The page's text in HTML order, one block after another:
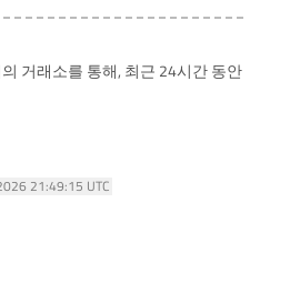
거래소를 통해, 최근 24시간 동안
21:49:15 UTC